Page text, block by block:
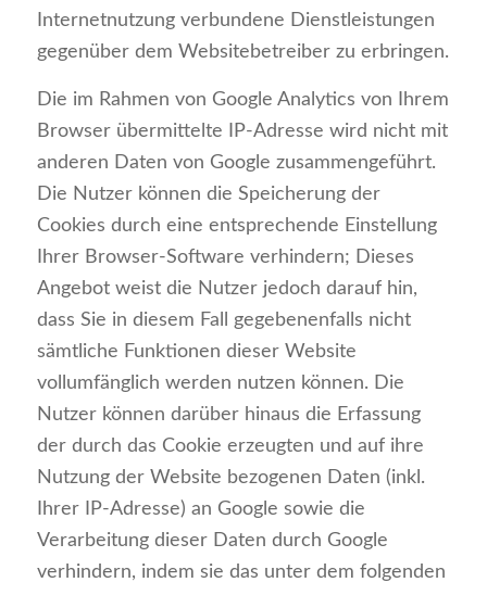
Internetnutzung verbundene Dienstleistungen
gegenüber dem Websitebetreiber zu erbringen.
Die im Rahmen von Google Analytics von Ihrem
Browser übermittelte IP-Adresse wird nicht mit
anderen Daten von Google zusammengeführt.
Die Nutzer können die Speicherung der
Cookies durch eine entsprechende Einstellung
Ihrer Browser-Software verhindern; Dieses
Angebot weist die Nutzer jedoch darauf hin,
dass Sie in diesem Fall gegebenenfalls nicht
sämtliche Funktionen dieser Website
vollumfänglich werden nutzen können. Die
Nutzer können darüber hinaus die Erfassung
der durch das Cookie erzeugten und auf ihre
Nutzung der Website bezogenen Daten (inkl.
Ihrer IP-Adresse) an Google sowie die
Verarbeitung dieser Daten durch Google
verhindern, indem sie das unter dem folgenden